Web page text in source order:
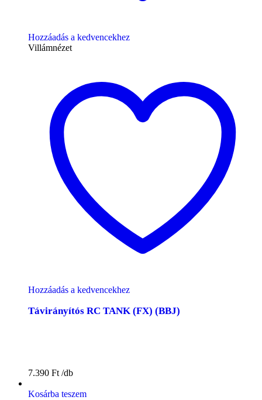
Hozzáadás a kedvencekhez
Villámnézet
Hozzáadás a kedvencekhez
Távirányítós RC TANK (FX) (BBJ)
7.390 Ft
Kosárba teszem